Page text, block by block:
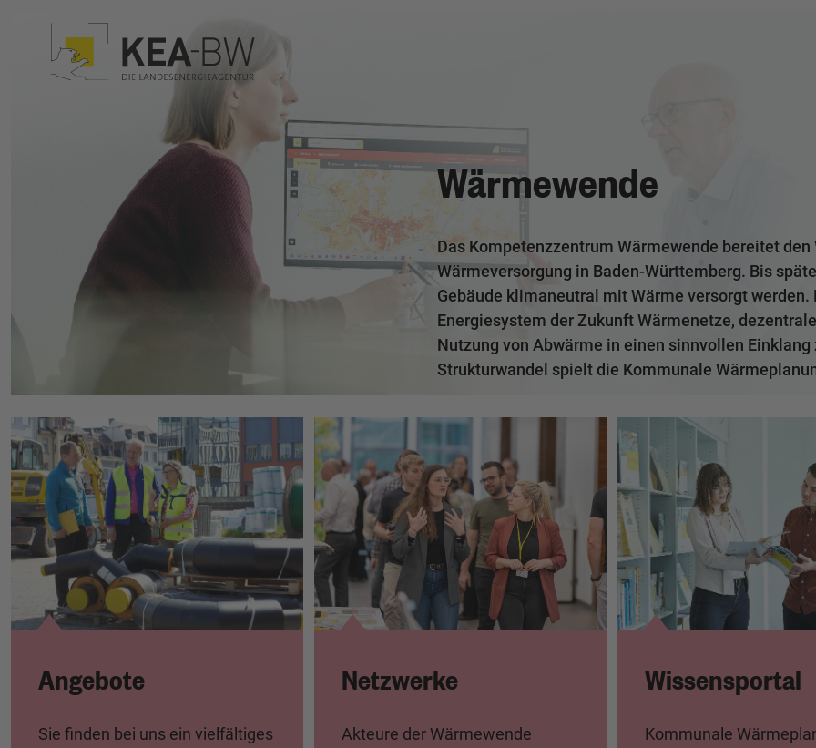
Wärmewende
Das Kompetenzzentrum Wärmewende bereitet
Wärmeversorgung in Baden-Württemberg. Bis
Gebäude klimaneutral mit Wärme versorgt werden.
Energiesystem der Zukunft Wärmenetze,
Nutzung von Abwärme in einen sinnvollen
Strukturwandel spielt die Kommunale
Angebote
Sie finden bei uns ein vielfältiges
Netzwerke
Akteure der Wärmewende
Wissensportal
Kommunale